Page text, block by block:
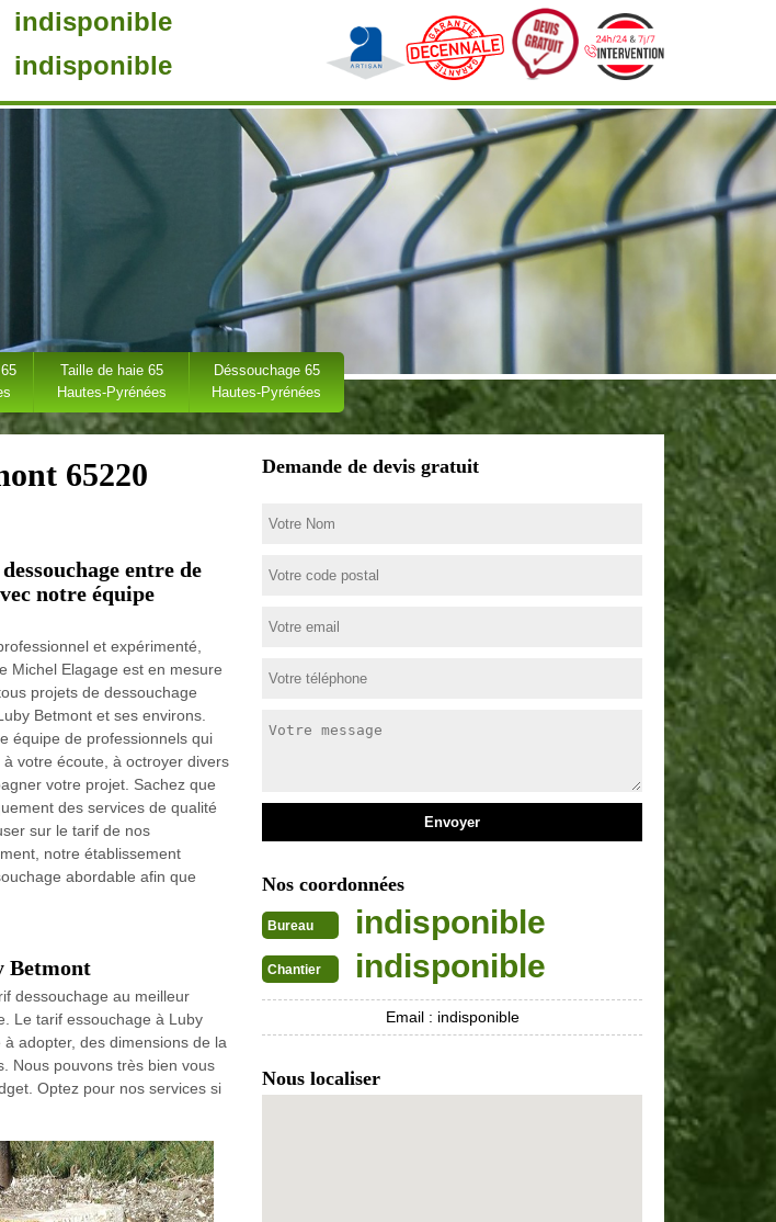
indisponible
indisponible
Taille de haie 65
Hautes-Pyrénées
Déssouchage 65
Hautes-Pyrénées
65220
entre de
notre équipe
et expérimenté,
Michel Elagage est en mesure
projets de dessouchage
Betmont et ses environs.
équipe de professionnels qui
votre écoute, à octroyer divers
votre projet. Sachez que
des services de qualité
sur le tarif de nos
notre établissement
abordable afin que
Betmont
dessouchage au meilleur
Le tarif essouchage à Luby
adopter, des dimensions de la
Nous pouvons très bien vous
Optez pour nos services si
Demande de devis gratuit
Nos coordonnées
Bureau indisponible
Chantier indisponible
Email : indisponible
Nous localiser